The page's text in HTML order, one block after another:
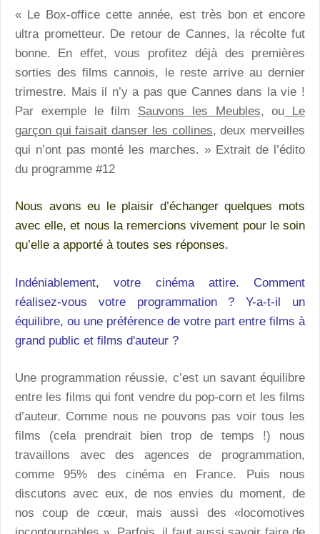
« Le Box-office cette année, est très bon et encore
ultra prometteur. De retour de Cannes, la récolte fut
bonne. En effet, vous profitez déjà des premières
sorties des films cannois, le reste arrive au dernier
trimestre. Mais il n’y a pas que Cannes dans la vie !
Par exemple le film Sauvons les Meubles, ou Le
garçon qui faisait danser les collines, deux merveilles
qui n’ont pas monté les marches. » Extrait de l’édito
du programme #12
Nous avons eu le plaisir d’échanger quelques mots
avec elle, et nous la remercions vivement pour le soin
qu’elle a apporté à toutes ses réponses.
Indéniablement, votre cinéma attire. Comment
réalisez-vous votre programmation ? Y-a-t-il un
équilibre, ou une préférence de votre part entre films à
grand public et films d'auteur ?
Une programmation réussie, c’est un savant équilibre
entre les films qui font vendre du pop-corn et les films
d’auteur. Comme nous ne pouvons pas voir tous les
films (cela prendrait bien trop de temps !) nous
travaillons avec des agences de programmation,
comme 95% des cinéma en France. Puis nous
discutons avec eux, de nos envies du moment, de
nos coup de cœur, mais aussi des «locomotives